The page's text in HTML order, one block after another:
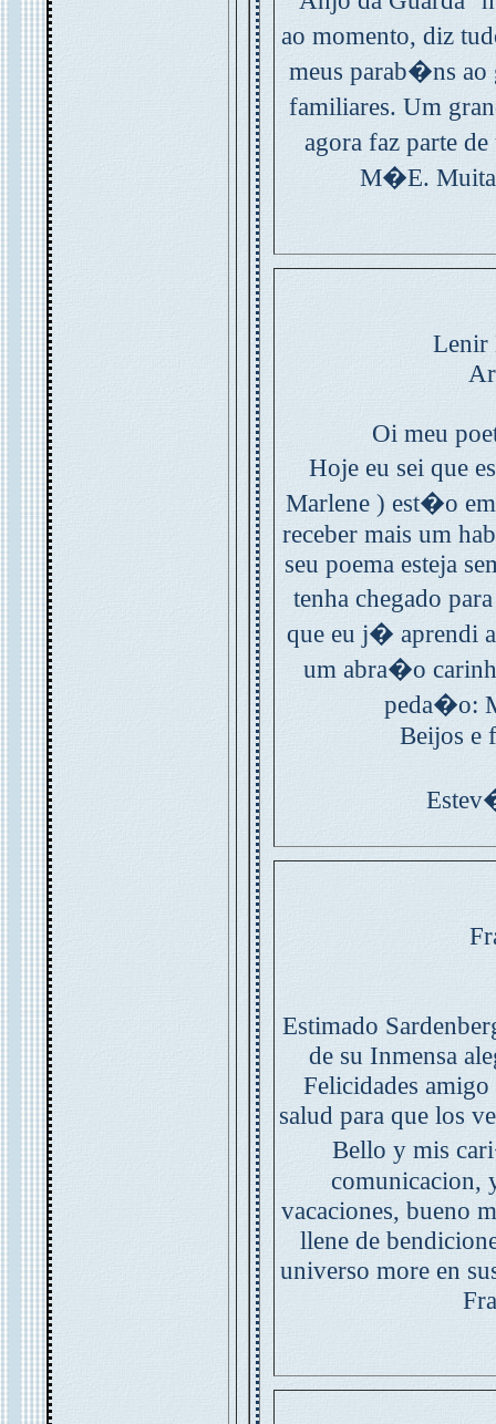
ao momento, diz
meus parab�ns ao
familiares. Um
agora faz parte
M�E.
Lenir
Oi meu
Hoje eu sei que
Marlene ) est�o
receber mais um
seu poema esteja
tenha chegado
que eu j� aprendi
um abra�o
peda�o:
Beijos e
Estimado
de su Inmensa
Felicidades
salud para que los
Bello y mis
comunicacion,
vacaciones, bueno
llene de
universo more en